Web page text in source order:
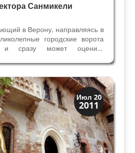
Санмикели
в Верону, направляясь в
городские ворота
сразу может оценить
Микеле Санмикели. Верона
гражданскими и
Июл 20
2011